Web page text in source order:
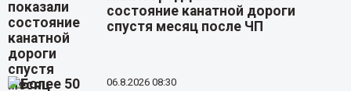
состояние канатной дороги
спустя месяц после ЧП
06.8.2026 08:30